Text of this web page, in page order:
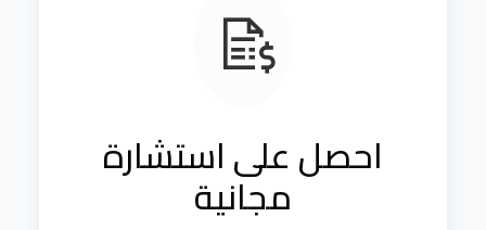
احصل على استشارة
مجانية